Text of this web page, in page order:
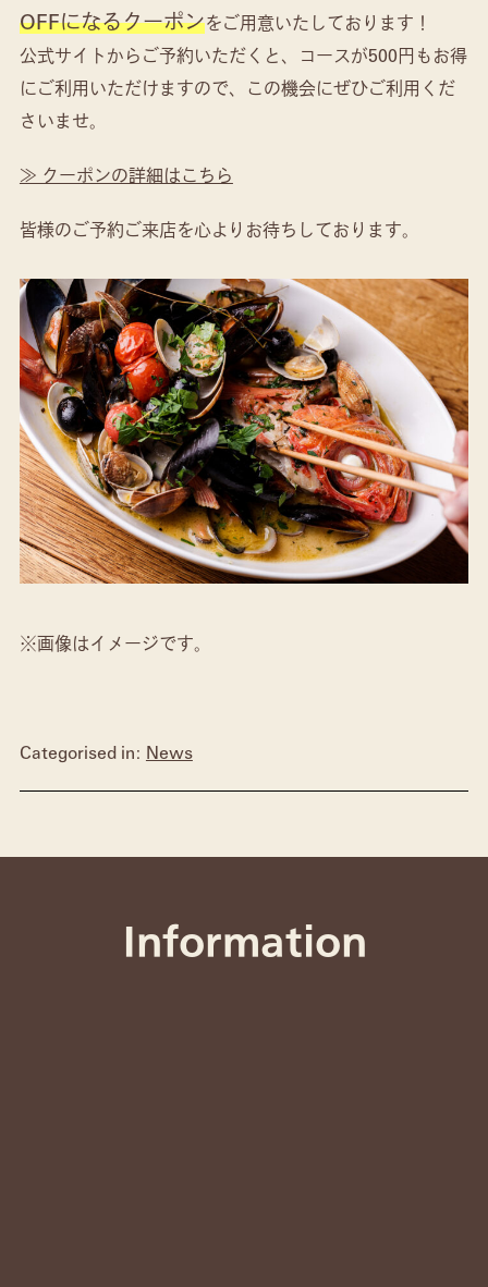
OFFになるクーポンをご用意いたしております！
公式サイトからご予約いただくと、コースが500円もお得
にご利用いただけますので、この機会にぜひご利用くだ
さいませ。
≫ クーポンの詳細はこちら
皆様のご予約ご来店を心よりお待ちしております。
※画像はイメージです。
Categorised in: News
Information